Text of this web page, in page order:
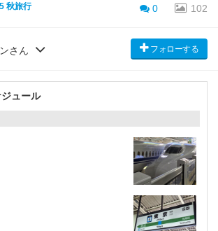
秋旅行 0 102
さん フォローする
ュール